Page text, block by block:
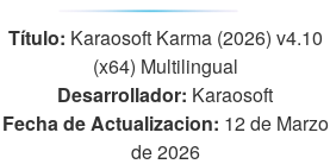
Título: Karaosoft Karma (2026) v4.10
(x64) Multilingual
Desarrollador: Karaosoft
Fecha de Actualizacion: 12 de Marzo
de 2026